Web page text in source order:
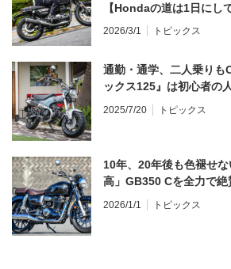
【Hondaの道は1日にし
ンプレ・レビュー 前編】
2026/3/1 トピックス
通勤・通学、二人乗り
ックス125』は初心者の
2025/7/20 トピックス
10年、20年後も色褪せ
高」GB350 Cを全力で絶
2026/1/1 トピックス